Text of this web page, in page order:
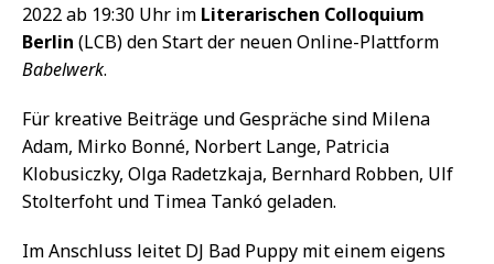
2022 ab 19:30 Uhr im Literarischen Colloquium
Berlin (LCB) den Start der neuen Online-Plattform
Babelwerk.
Für kreative Beiträge und Gespräche sind Milena
Adam, Mirko Bonné, Norbert Lange, Patricia
Klobusiczky, Olga Radetzkaja, Bernhard Robben, Ulf
Stolterfoht und Timea Tankó geladen.
Im Anschluss leitet DJ Bad Puppy mit einem eigens